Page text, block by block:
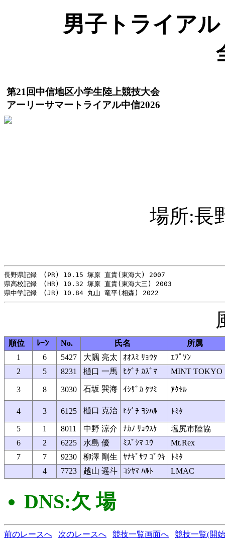
男子トライアル
第21回中信地区小学生陸上競技大会
アーリーサマートライアル中信2026
場所:長
長野県記録　(PR) 10.15 塚原 直貴(東海大) 2007
県高校記録　(HR) 10.32 塚原 直貴(東海大三) 2003
順位 ﾚｰﾝ No. 氏名
所属
1
6 5427 大隅 亮太 ｵｵｽﾐ ﾘｮｳﾀ
ｴﾌﾟｿﾝ
2
5 8231 樋口 一馬 ﾋｸﾞﾁ ｶｽﾞﾏ MINT TOKYO
3 8 3030 石坂 巽海 ｲｼｻﾞｶ ﾀﾂﾐ ｱｸｾﾙ
4 3 6125 樋口 克治 ﾋｸﾞﾁ ﾖｼﾊﾙ ﾄﾐﾀ
5 1 8011 中野 涼介 ﾅｶﾉ ﾘｮｳｽｹ
塩尻市陸協
6
2 6225 水島 優 ﾐｽﾞｼﾏ ﾕｳ
Mt.Rex
7
7 9230 柳澤 剛生 ﾔﾅｷﾞｻﾜ ｺﾞｳｷ
ﾄﾐﾀ
4
7723 越山 遥斗 ｺｼﾔﾏ ﾊﾙﾄ LMAC
DNS:欠 場
前のレースへ 次のレースへ 競技一覧画面へ 競技一覧(開